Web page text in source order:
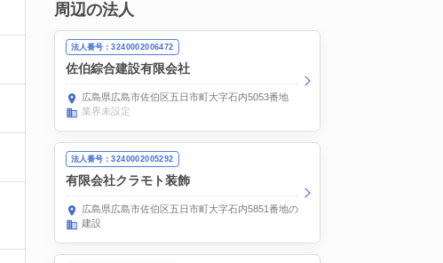
周辺の法人
法人番号：3240002006472
佐伯綜合建設有限会社
広島県広島市佐伯区五日市町大字石内5053番地
業界未設定
法人番号：3240002005292
有限会社クラモト装飾
広島県広島市佐伯区五日市町大字石内5851番地の3
建設